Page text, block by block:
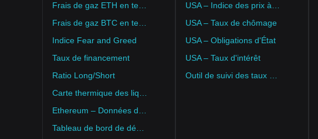
Indice Fear and Greed
Taux de financement
Ratio Long/Short
USA – Taux de chômage
USA – Obligations d'État
USA – Taux d'intérêt